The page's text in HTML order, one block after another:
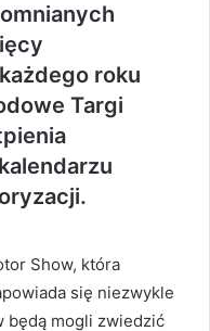
roku
Targi
Show, która
się niezwykle
będą mogli zwiedzić